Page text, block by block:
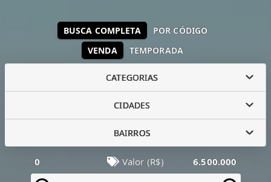
VENDA TEMPORADA
BUSCA COMPLETA POR CÓDIGO
CATEGORIAS
CIDADES
BAIRROS
0 Valor (R$) 6.500.000